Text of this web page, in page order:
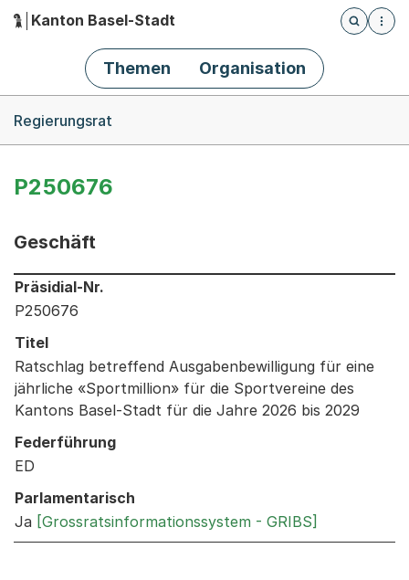
Hauptnavigation
Kanton Basel-Stadt
Öffnet
Themen Organisation
Regierungsrat
P250676
Geschäft
Informationen zum Ausgewählten Geschäft
Präsidial-Nr.
P250676
Titel
Ratschlag betreffend Ausgabenbewilligung für eine
jährliche «Sportmillion» für die Sportvereine des
Kantons Basel-Stadt für die Jahre 2026 bis 2029
Federführung
ED
Parlamentarisch
Ja [Grossratsinformationssystem - GRIBS]